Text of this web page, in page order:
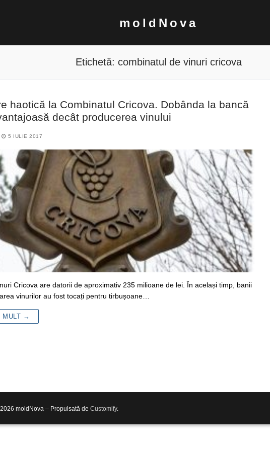
moldNova
după:
Etichetă: combinatul de vinuri cricova
haotică la Combinatul Cricova. Dobânda la bancă
decât producerea vinului
5 IULIE 2017
Cricova are datorii de aproximativ 235 milioane de lei. În același timp, banii
vinurilor au fost tocați pentru tirbușoane…
MULT →
moldNova – Propulsată de Customify.